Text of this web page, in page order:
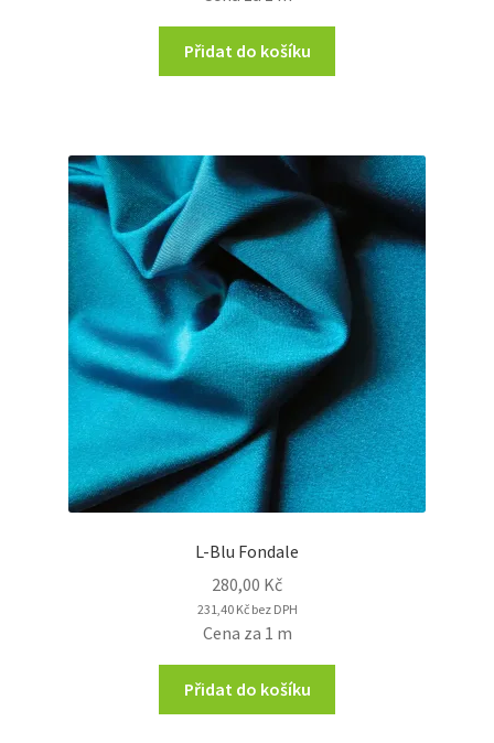
Přidat do košíku
L-Blu Fondale
280,00 Kč
231,40 Kčbez DPH
Cena za 1 m
Přidat do košíku